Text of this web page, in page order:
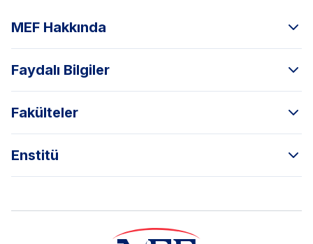
MEF Hakkında
Faydalı Bilgiler
Fakülteler
Enstitü